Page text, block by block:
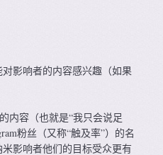
影响者的内容感兴趣（如果
内容（也就是“我只会说足
粉丝（又称“触及率”）的名
影响者他们的目标受众更有